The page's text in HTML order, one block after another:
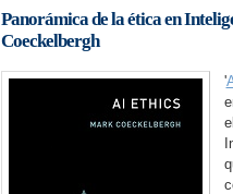
Panorámica de la ética en
Coeckelbergh
'